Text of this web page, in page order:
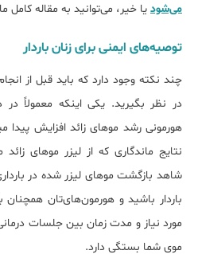
می‌شود یا خیر، می‌توانید به مقاله کامل
توصیه‌های ایمنی برای زنان باردار
چند نکته وجود دارد که باید قبل از
در نظر بگیرید. یکی اینکه معمولاً در
نتایج ماندگاری که از لیزر موهای
شاهد بازگشت ﻣﻮﻫﺎی لیزر ﺷﺪه در
باردار باشید و هورمون‌های‌تان همچنان
مورد نیاز و مدت زمان بین جلسات
موی شما بستگی دارد.